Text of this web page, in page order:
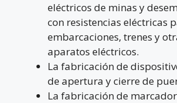
eléctricos de minas y
con resistencias eléctricas
embarcaciones, trenes y
aparatos eléctricos.
La fabricación de
de apertura y cierre de
La fabricación de